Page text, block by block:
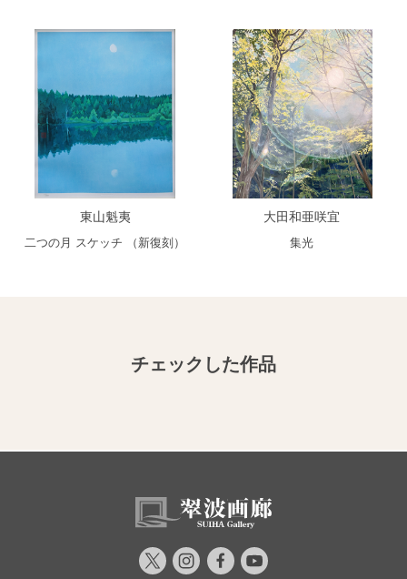
東山魁夷
二つの月 スケッチ （新復刻）
大田和亜咲宜
集光
チェックした作品